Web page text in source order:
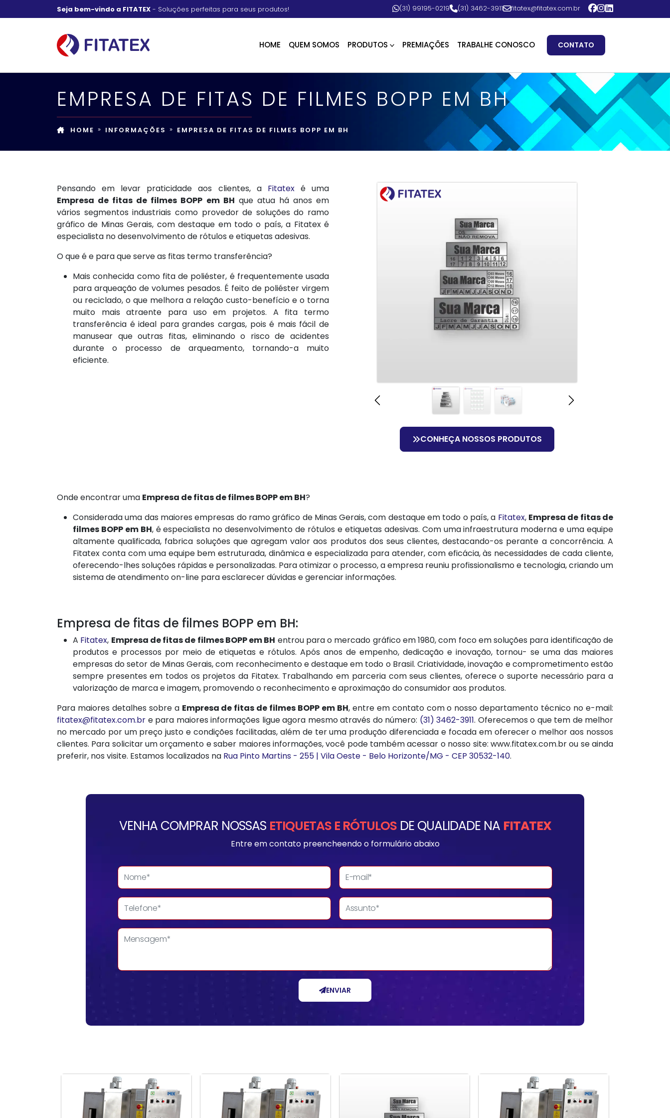
Seja bem-vindo a FITATEX - Soluções perfeitas para seus produtos! (31) 99195-0219 (31) 3462-3911 fitatex@fitatex.com.br
HOME QUEM SOMOS PRODUTOS PREMIAÇÕES TRABALHE CONOSCO CONTATO
EMPRESA DE FITAS DE FILMES BOPP EM BH
HOME INFORMAÇÕES EMPRESA DE FITAS DE FILMES BOPP EM BH
Pensando em levar praticidade aos clientes, a Fitatexé uma
Empresa de fitas de filmes BOPP em BH que atua há anos em
vários segmentos industriais como provedor de soluções do ramo
gráfico de Minas Gerais, com destaque em todo o país, a Fitatex é
especialista no desenvolvimento de rótulos e etiquetas adesivas.
O que é e para que serve as fitas termo transferência?
Mais conhecida como fita de poliéster, é frequentemente usada
para arqueação de volumes pesados. É feito de poliéster virgem
ou reciclado, o que melhora a relação custo-benefício e o torna
muito mais atraente para uso em projetos. A fita termo
transferência é ideal para grandes cargas, pois é mais fácil de
manusear que outras fitas, eliminando o risco de acidentes
durante o processo de arqueamento, tornando-a muito
eficiente.
CONHEÇA NOSSOS PRODUTOS
Onde encontrar uma Empresa de fitas de filmes BOPP em BH?
Considerada uma das maiores empresas do ramo gráfico de Minas Gerais, com destaque em todo o país, a Fitatex, Empresa de fitas de
filmes BOPP em BH, é especialista no desenvolvimento de rótulos e etiquetas adesivas. Com uma infraestrutura moderna e uma equipe
altamente qualificada, fabrica soluções que agregam valor aos produtos dos seus clientes, destacando-os perante a concorrência. A
Fitatex conta com uma equipe bem estruturada, dinâmica e especializada para atender, com eficácia, às necessidades de cada cliente,
oferecendo-lhes soluções rápidas e personalizadas. Para otimizar o processo, a empresa reuniu profissionalismo e tecnologia, criando um
sistema de atendimento on-line para esclarecer dúvidas e gerenciar informações.
Empresa de fitas de filmes BOPP em BH:
A Fitatex, Empresa de fitas de filmes BOPP em BH entrou para o mercado gráfico em 1980, com foco em soluções para identificação de
produtos e processos por meio de etiquetas e rótulos. Após anos de empenho, dedicação e inovação, tornou- se uma das maiores
empresas do setor de Minas Gerais, com reconhecimento e destaque em todo o Brasil. Criatividade, inovação e comprometimento estão
sempre presentes em todos os projetos da Fitatex. Trabalhando em parceria com seus clientes, oferece o suporte necessário para a
valorização de marca e imagem, promovendo o reconhecimento e aproximação do consumidor aos produtos.
Para maiores detalhes sobre a Empresa de fitas de filmes BOPP em BH, entre em contato com o nosso departamento técnico no e-mail:
fitatex@fitatex.com.br e para maiores informações ligue agora mesmo através do número: (31) 3462-3911. Oferecemos o que tem de melhor
no mercado por um preço justo e condições facilitadas, além de ter uma produção diferenciada e focada em oferecer o melhor aos nossos
clientes. Para solicitar um orçamento e saber maiores informações, você pode também acessar o nosso site: www.fitatex.com.br ou se ainda
preferir, nos visite. Estamos localizados na Rua Pinto Martins - 255 | Vila Oeste - Belo Horizonte/MG - CEP 30532-140.
VENHA COMPRAR NOSSAS ETIQUETAS E RÓTULOSDE QUALIDADE NA FITATEX
Entre em contato preencheendo o formulário abaixo
ENVIAR